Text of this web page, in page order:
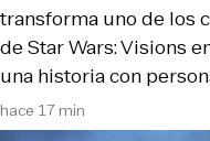
hace 17 min
transforma uno de los
de Star Wars: Visions
una historia con